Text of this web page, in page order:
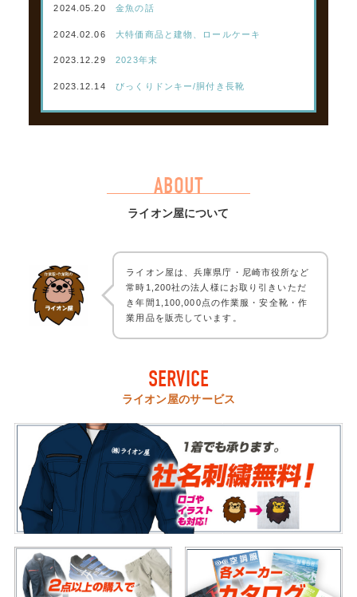
2024.05.20 金魚の話
2024.02.06 大特価商品と建物、ロールケーキ
2023.12.29 2023年末
2023.12.14 びっくりドンキー/胴付き長靴
ABOUT
ライオン屋について
ライオン屋は、兵庫県庁・尼崎市役所など
常時1,200社の法人様にお取り引きいただ
き年間1,100,000点の作業服・安全靴・作
業用品を販売しています。
SERVICE
ライオン屋のサービス